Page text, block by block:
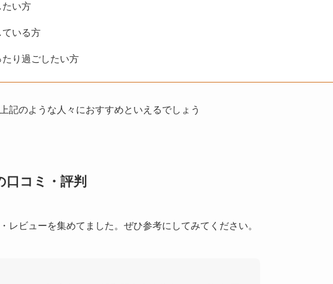
たい方
ている方
たり過ごしたい方
記のような人々におすすめといえるでしょう
口コミ・評判
レビューを集めてました。ぜひ参考にしてみてください。